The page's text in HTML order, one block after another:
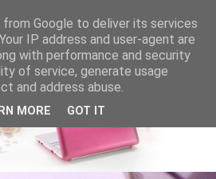
Google to deliver its services
IP address and user-agent are
with performance and security
of service, generate usage
and address abuse.
MORE GOT IT